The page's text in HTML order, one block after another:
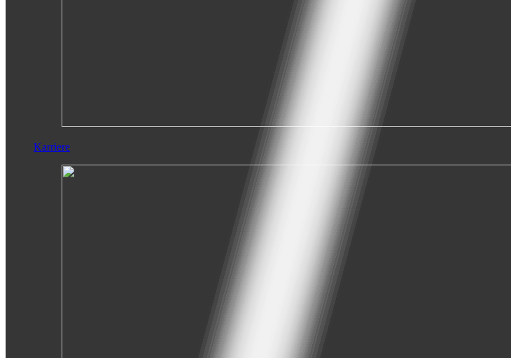
Karriere